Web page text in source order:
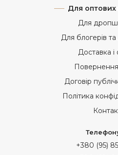
Для оптових
Для
Для блогерів
Доставка і
Договір
Політика
+380 (95)